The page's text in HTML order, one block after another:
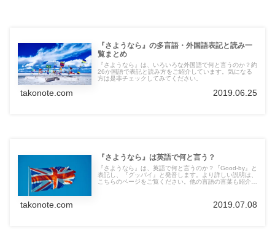
『さようなら』の多言語・外国語表記と読み一
覧まとめ
『さようなら』は、いろいろな外国語で何と言うのか？約
26か国語で表記と読み方をご紹介しています。気になる
方は是非チェックしてみてください。
takonote.com 2019.06.25
『さようなら』は英語で何と言う？
『さようなら』は、英語で何と言うのか？『Good-by』と
表記し、『グッバイ』と発音します。より詳しい説明は、
こちらのページをご覧ください。他の言語の言葉も紹介し
takonote.com 2019.07.08